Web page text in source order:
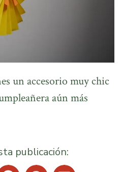
un accesorio muy chic
aún más
publicación: